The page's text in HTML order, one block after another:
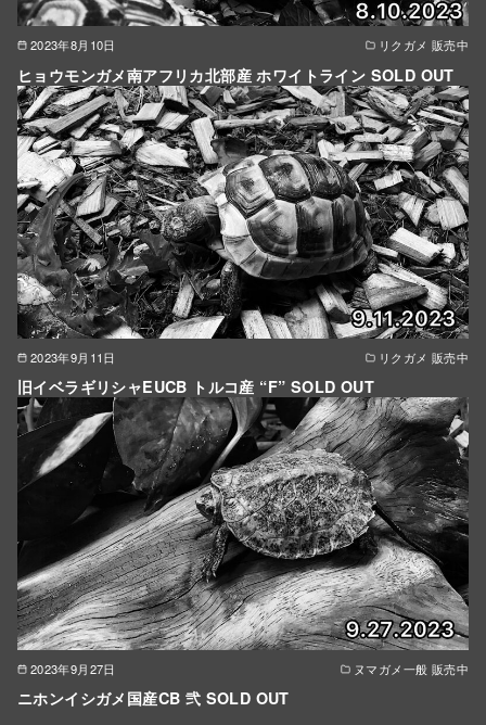
2023年8月10日 リクガメ 販売中
ヒョウモンガメ南アフリカ北部産 ホワイトライン SOLD OUT
2023年9月11日 リクガメ 販売中
旧イベラギリシャEUCB トルコ産 “F” SOLD OUT
2023年9月27日 ヌマガメ一般 販売中
ニホンイシガメ国産CB 弐 SOLD OUT